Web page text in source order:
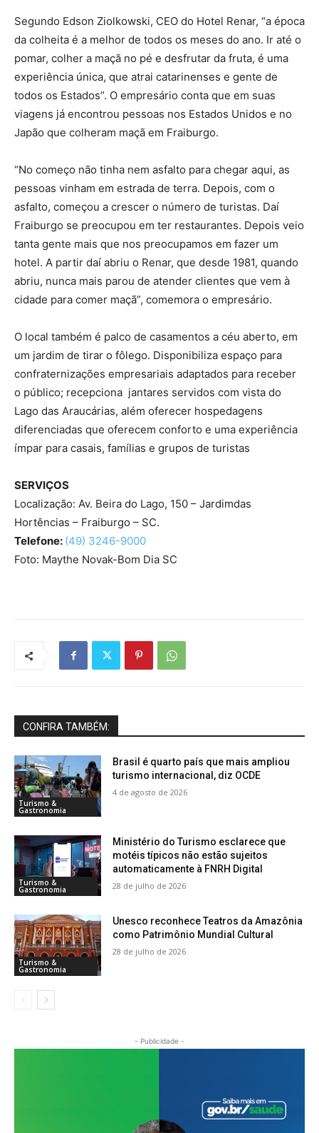
Segundo Edson Ziolkowski, CEO do Hotel Renar, “a época
da colheita é a melhor de todos os meses do ano. Ir até o
pomar, colher a maçã no pé e desfrutar da fruta, é uma
experiência única, que atrai catarinenses e gente de
todos os Estados”. O empresário conta que em suas
viagens já encontrou pessoas nos Estados Unidos e no
Japão que colheram maçã em Fraiburgo.
“No começo não tinha nem asfalto para chegar aqui, as
pessoas vinham em estrada de terra. Depois, com o
asfalto, começou a crescer o número de turistas. Daí
Fraiburgo se preocupou em ter restaurantes. Depois veio
tanta gente mais que nos preocupamos em fazer um
hotel. A partir daí abriu o Renar, que desde 1981, quando
abriu, nunca mais parou de atender clientes que vem à
cidade para comer maçã”, comemora o empresário.
O local também é palco de casamentos a céu aberto, em
um jardim de tirar o fôlego. Disponibiliza espaço para
confraternizações empresariais adaptados para receber
o público; recepciona jantares servidos com vista do
Lago das Araucárias, além oferecer hospedagens
diferenciadas que oferecem conforto e uma experiência
ímpar para casais, famílias e grupos de turistas
SERVIÇOS
Localização: Av. Beira do Lago, 150 – Jardimdas
Hortências – Fraiburgo – SC.
Telefone: (49) 3246-9000
Foto: Maythe Novak-Bom Dia SC
CONFIRA TAMBÉM:
Turismo &
Gastronomia
Brasil é quarto país que mais ampliou
turismo internacional, diz OCDE
4 de agosto de 2026
Turismo &
Gastronomia
Ministério do Turismo esclarece que
motéis típicos não estão sujeitos
automaticamente à FNRH Digital
28 de julho de 2026
Turismo &
Gastronomia
Unesco reconhece Teatros da Amazônia
como Patrimônio Mundial Cultural
28 de julho de 2026
- Publicidade -